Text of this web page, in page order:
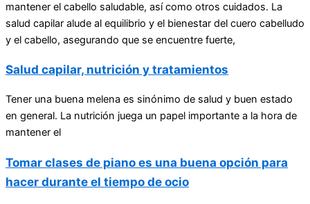
mantener el cabello saludable, así como otros cuidados. La
salud capilar alude al equilibrio y el bienestar del cuero cabelludo
y el cabello, asegurando que se encuentre fuerte,
Salud capilar, nutrición y tratamientos
Tener una buena melena es sinónimo de salud y buen estado
en general. La nutrición juega un papel importante a la hora de
mantener el
Tomar clases de piano es una buena opción para
hacer durante el tiempo de ocio